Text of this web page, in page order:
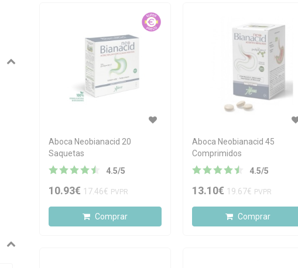
Aboca Neobianacid 20
Saquetas
4.5/5
10.93€ 17.46€ PVPR
Comprar
Aboca Neobianacid 45
Comprimidos
4.5/5
13.10€ 19.67€ PVPR
Comprar